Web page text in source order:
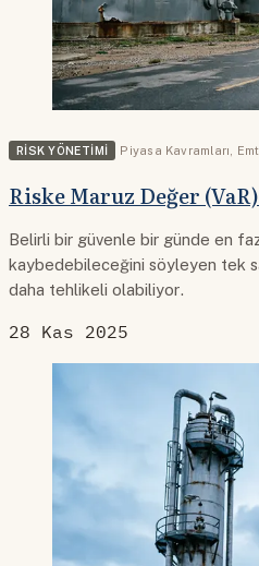
RISK YÖNETIMI Piyasa Kavramları
Riske Maruz Değer (VaR)
Belirli bir güvenle bir günde en
kaybedebileceğini söyleyen tek
daha tehlikeli olabiliyor.
28 Kas 2025